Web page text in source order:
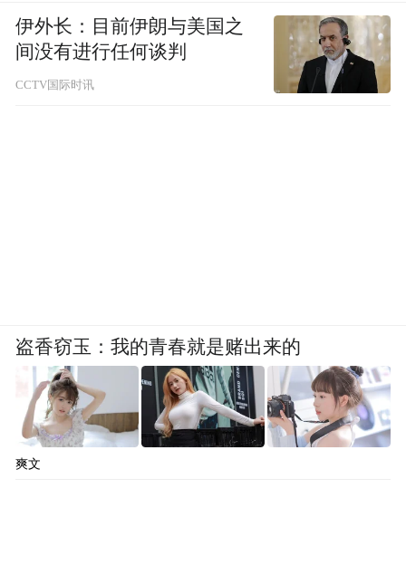
伊外长：目前伊朗与美国之
间没有进行任何谈判
CCTV国际时讯
盗香窃玉：我的青春就是赌出来的
爽文